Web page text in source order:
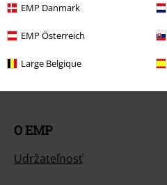
EMP Danmark
EMP Österreich
Large Belgique
Ponuky pre vás
Súťaž
Objednať darčekové poukazy
O EMP
Udržateľnosť